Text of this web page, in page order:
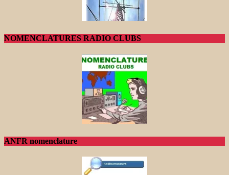
NOMENCLATURES RADIO CLUBS
ANFR nomenclature